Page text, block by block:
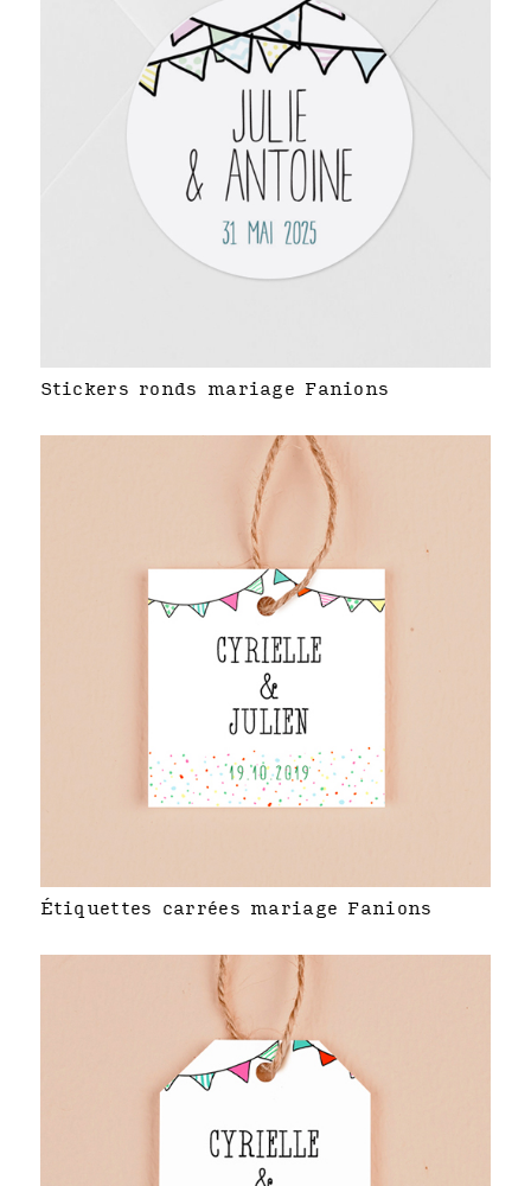
Stickers ronds mariage Fanions
Étiquettes carrées mariage Fanions